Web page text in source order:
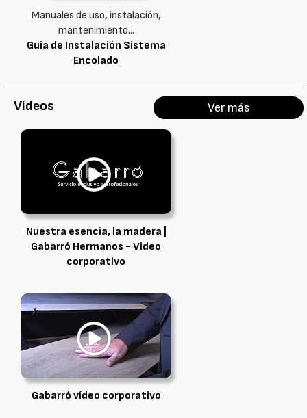
Manuales de uso, instalación,
mantenimiento...
Guia de Instalación Sistema
Encolado
Vídeos Ver más
Nuestra esencia, la madera |
Gabarró Hermanos - Video
corporativo
Gabarró vídeo corporativo